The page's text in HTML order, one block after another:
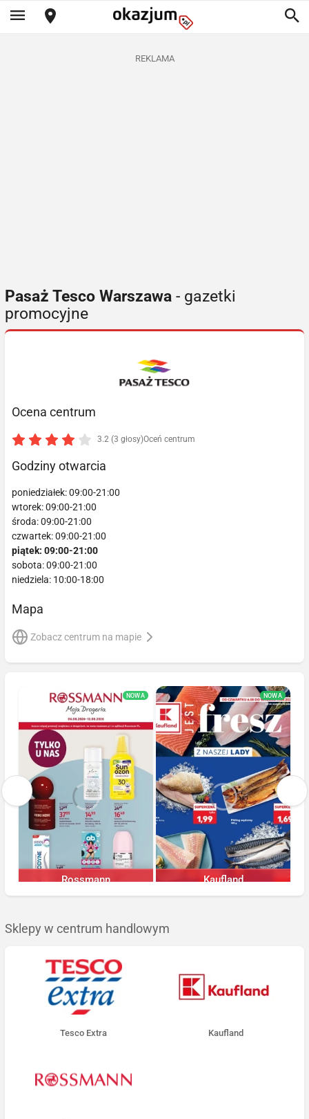
REKLAMA
Pasaż Tesco Warszawa - gazetki
promocyjne
Ocena centrum
3.2 (3 głosy)Oceń centrum
Godziny otwarcia
poniedziałek: 09:00-21:00
wtorek: 09:00-21:00
środa: 09:00-21:00
czwartek: 09:00-21:00
piątek: 09:00-21:00
sobota: 09:00-21:00
niedziela: 10:00-18:00
Mapa
Zobacz centrum na mapie
NOWA
Rossmann
Trwa jeszcze 5 dni
NOWA
Kaufland
Trwa jeszcze 4 dni
Sklepy w centrum handlowym
Tesco Extra Kaufland